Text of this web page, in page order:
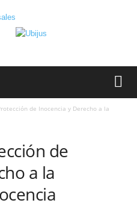
de Inocencia y Derecho a la
de
a la